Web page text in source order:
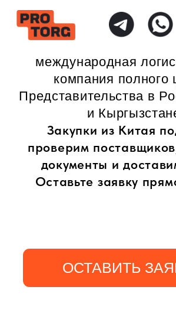
Представительства в России, Китае
и Кыргызстане
Закупки из Китая под ключ:
проверим поставщиков, оформим
документы и доставим товар.
Оставьте заявку прямо сейчас!
ОСТАВИТЬ ЗАЯВКУ
Безопасная доставка
груза без рисков
Доставка товаров
для ООО и ИП